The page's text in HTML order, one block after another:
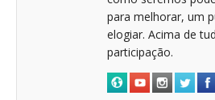
para melhorar, um
elogiar. Acima de
participação.